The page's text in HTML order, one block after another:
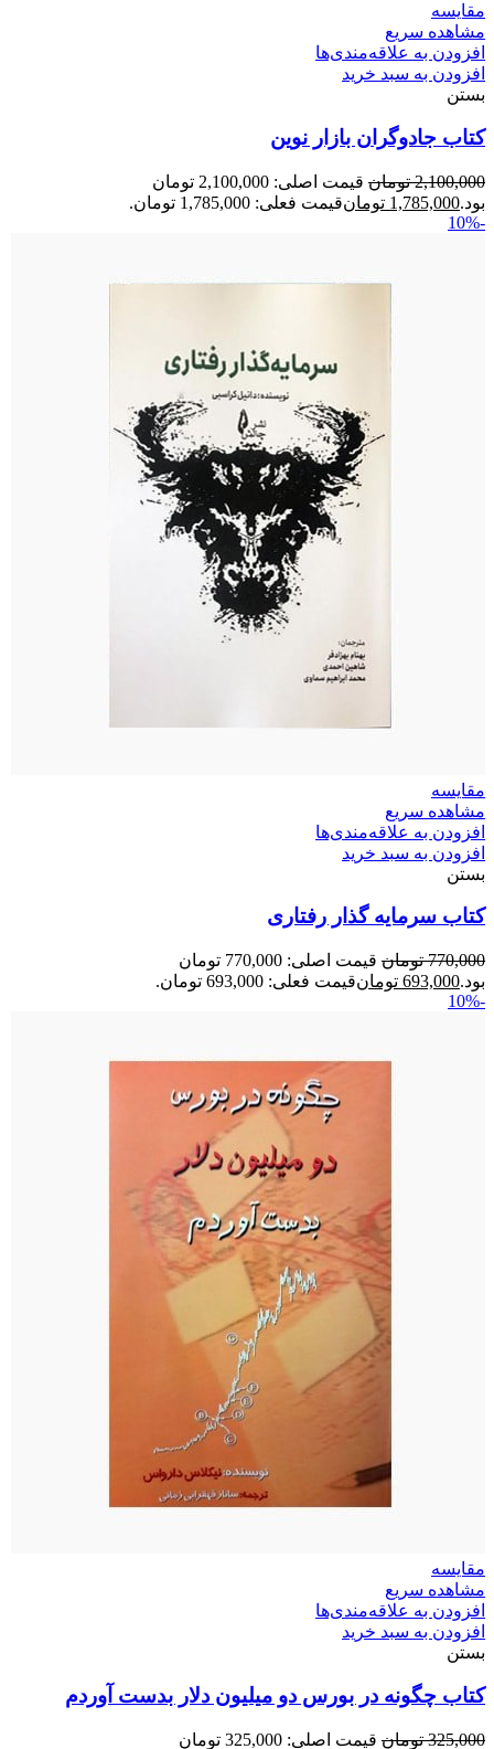
مقایسه
مشاهده سریع
افزودن به علاقه‌مندی‌ها
افزودن به سبد خرید
بستن
کتاب جادوگران بازار نوین
2,100,000 تومان
قیمت اصلی: 2,100,000 تومان
بود.1,785,000 تومانقیمت فعلی: 1,785,000 تومان.
-10%
مقایسه
مشاهده سریع
افزودن به علاقه‌مندی‌ها
افزودن به سبد خرید
بستن
کتاب سرمایه گذار رفتاری
770,000 تومان
قیمت اصلی: 770,000 تومان
بود.693,000 تومانقیمت فعلی: 693,000 تومان.
-10%
مقایسه
مشاهده سریع
افزودن به علاقه‌مندی‌ها
افزودن به سبد خرید
بستن
کتاب چگونه در بورس دو میلیون دلار بدست آوردم
325,000 تومان قیمت اصلی: 325,000 تومان